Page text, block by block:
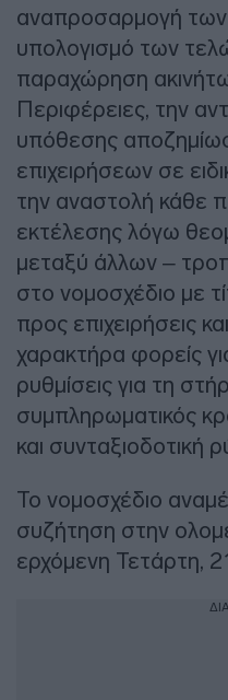
αναπροσαρμογή
υπολογισμό των
παραχώρηση
Περιφέρειες, την
υπόθεσης
επιχειρήσεων σε
την αναστολή κάθε
εκτέλεσης λόγω
μεταξύ άλλων –
στο νομοσχέδιο με
προς επιχειρήσεις
χαρακτήρα φορείς
ρυθμίσεις για τη
συμπληρωματικός
και συνταξιοδοτική
Το νομοσχέδιο
συζήτηση στην
ερχόμενη Τετάρτη,